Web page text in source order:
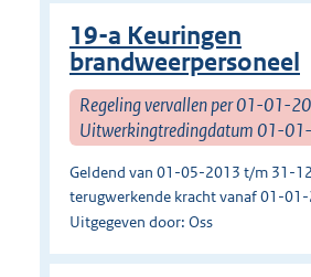
19-a Keuringen
brandweerpersoneel
Regeling vervallen per 01-01-
Uitwerkingtredingdatum 01-
Geldend van 01-05-2013 t/m 31-
terugwerkende kracht vanaf 01-
Uitgegeven door: Oss